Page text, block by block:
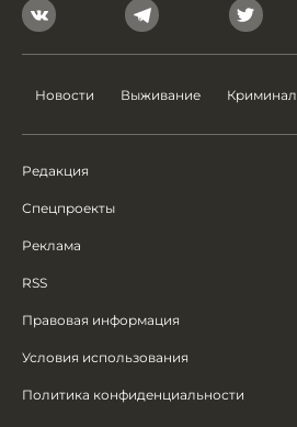
Новости Выживание Криминал
Редакция
Спецпроекты
Реклама
RSS
Правовая информация
Условия использования
Политика конфиденциальности